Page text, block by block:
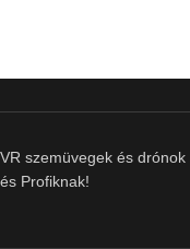
VR szemüvegek és
és Profiknak!